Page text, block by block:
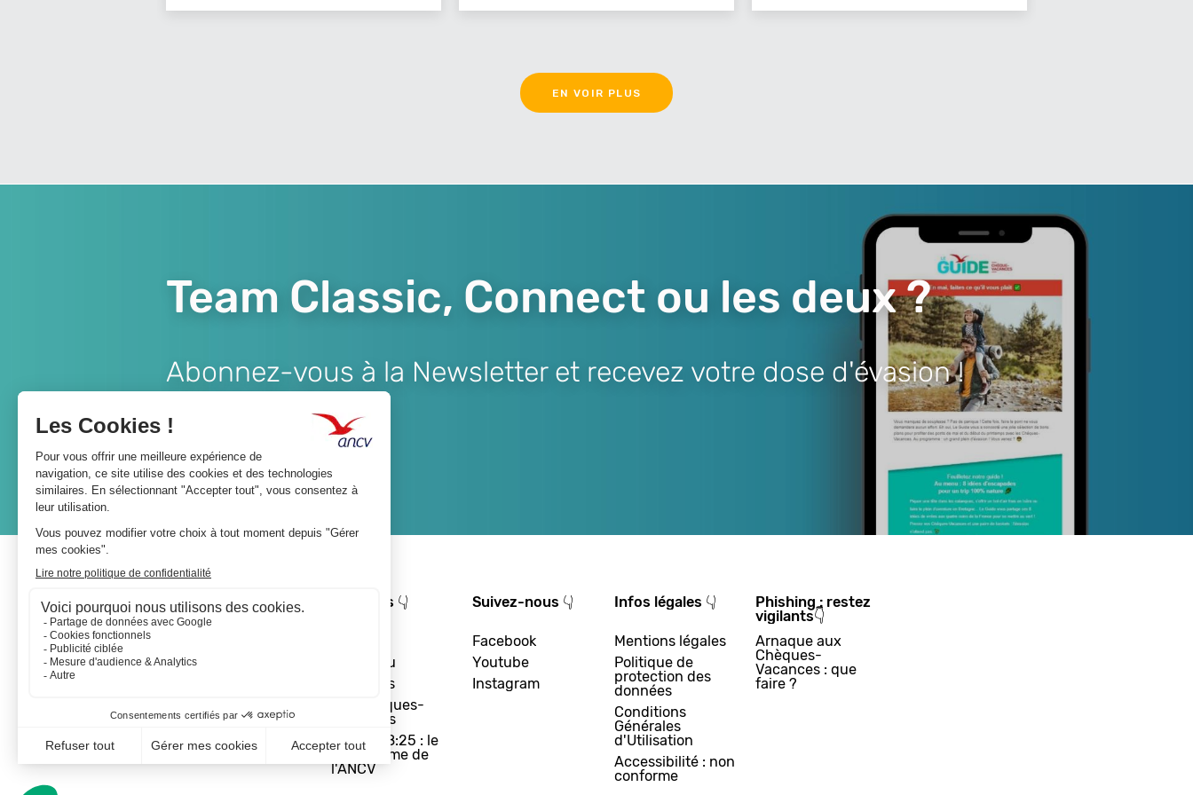
EN VOIR PLUS
Team Classic, Connect ou les deux ?
Abonnez-vous à la Newsletter et recevez votre dose d'évasion !
A propos 👇
Le réseau
Les actus
Les Chèques-
Vacances
Départ 18:25 : le
programme de
l'ANCV
Suivez-nous 👇
Facebook
Youtube
Instagram
Infos légales 👇
Mentions légales
Politique de
protection des
données
Conditions
Générales
d'Utilisation
Accessibilité : non
conforme
Phishing : restez
vigilants👇
Arnaque aux
Chèques-
Vacances : que
faire ?